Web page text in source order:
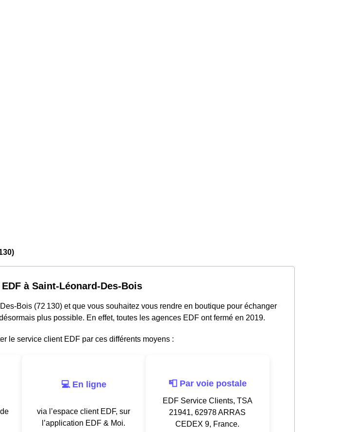
à Saint-Léonard-Des-Bois
Bois (72 130) et que vous souhaitez vous rendre en boutique pour échanger
plus possible. En effet, toutes les agences EDF ont fermé en 2019.
le service client EDF par ces différents moyens :
💻 En ligne
via l’espace client EDF, sur
l’application EDF & Moi.
📮 Par voie postale
EDF Service Clients, TSA
21941, 62978 ARRAS
CEDEX 9, France.